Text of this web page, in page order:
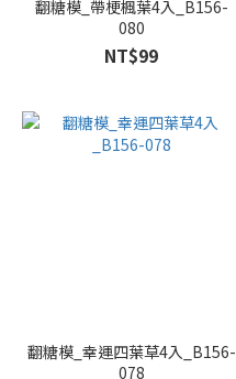
翻糖模_帶梗楓葉4入_B156-
080
NT$99
翻糖模_幸運四葉草4入_B156-
078